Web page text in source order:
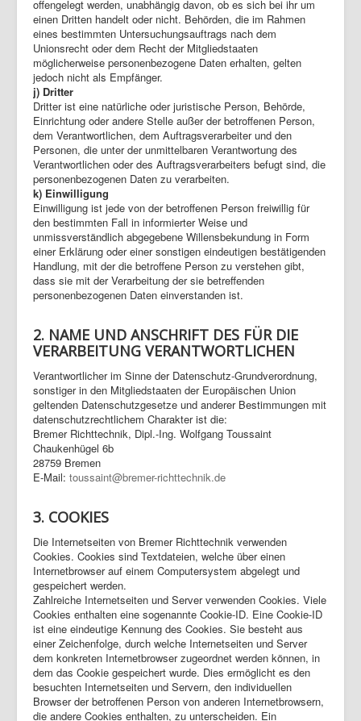
offengelegt werden, unabhängig davon, ob es sich bei ihr um
einen Dritten handelt oder nicht. Behörden, die im Rahmen
eines bestimmten Untersuchungsauftrags nach dem
Unionsrecht oder dem Recht der Mitgliedstaaten
möglicherweise personenbezogene Daten erhalten, gelten
jedoch nicht als Empfänger.
j) Dritter
Dritter ist eine natürliche oder juristische Person, Behörde,
Einrichtung oder andere Stelle außer der betroffenen Person,
dem Verantwortlichen, dem Auftragsverarbeiter und den
Personen, die unter der unmittelbaren Verantwortung des
Verantwortlichen oder des Auftragsverarbeiters befugt sind, die
personenbezogenen Daten zu verarbeiten.
k) Einwilligung
Einwilligung ist jede von der betroffenen Person freiwillig für
den bestimmten Fall in informierter Weise und
unmissverständlich abgegebene Willensbekundung in Form
einer Erklärung oder einer sonstigen eindeutigen bestätigenden
Handlung, mit der die betroffene Person zu verstehen gibt,
dass sie mit der Verarbeitung der sie betreffenden
personenbezogenen Daten einverstanden ist.
2. NAME UND ANSCHRIFT DES FÜR DIE
VERARBEITUNG VERANTWORTLICHEN
Verantwortlicher im Sinne der Datenschutz-Grundverordnung,
sonstiger in den Mitgliedstaaten der Europäischen Union
geltenden Datenschutzgesetze und anderer Bestimmungen mit
datenschutzrechtlichem Charakter ist die:
Bremer Richttechnik, Dipl.-Ing. Wolfgang Toussaint
Chaukenhügel 6b
28759 Bremen
E-Mail: toussaint@bremer-richttechnik.de
3. COOKIES
Die Internetseiten von Bremer Richttechnik verwenden
Cookies. Cookies sind Textdateien, welche über einen
Internetbrowser auf einem Computersystem abgelegt und
gespeichert werden.
Zahlreiche Internetseiten und Server verwenden Cookies. Viele
Cookies enthalten eine sogenannte Cookie-ID. Eine Cookie-ID
ist eine eindeutige Kennung des Cookies. Sie besteht aus
einer Zeichenfolge, durch welche Internetseiten und Server
dem konkreten Internetbrowser zugeordnet werden können, in
dem das Cookie gespeichert wurde. Dies ermöglicht es den
besuchten Internetseiten und Servern, den individuellen
Browser der betroffenen Person von anderen Internetbrowsern,
die andere Cookies enthalten, zu unterscheiden. Ein